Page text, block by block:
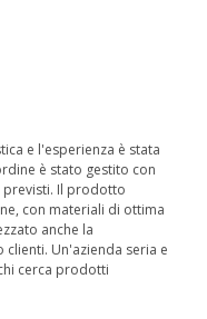
e l'esperienza è stata
è stato gestito con
previsti. Il prodotto
con materiali di ottima
anche la
Un'azienda seria e
cerca prodotti